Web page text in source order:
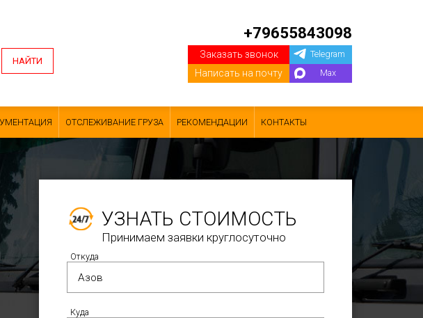
НАЙТИ
+79655843098
Заказать звонок
Написать на почту
Telegram
Max
ОТСЛЕЖИВАНИЕ ГРУЗА РЕКОМЕНДАЦИИ КОНТАКТЫ
УЗНАТЬ СТОИМОСТЬ
Принимаем заявки круглосуточно
Откуда
Куда